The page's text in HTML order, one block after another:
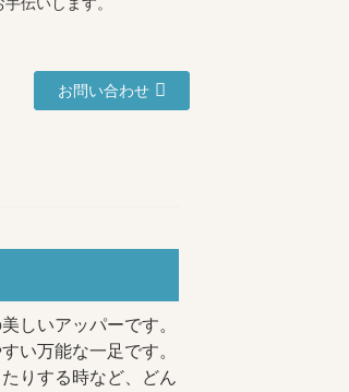
お問い合わせ
しいアッパーです。
い万能な一足です。
りする時など、どん